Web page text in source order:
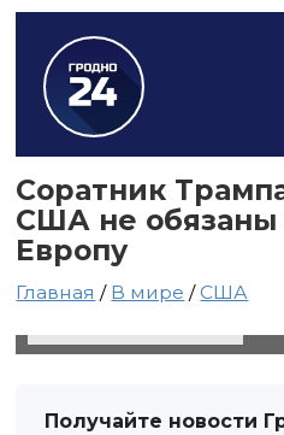
Соратник
США не
Европу
Главная / В мире /США
Получайте новости